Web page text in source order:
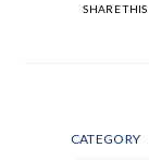
SHARE THIS
CATEGORY